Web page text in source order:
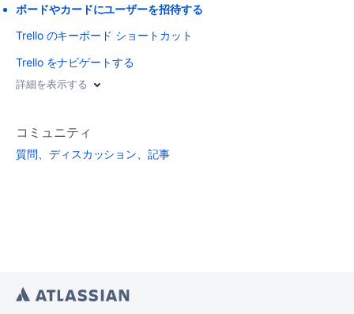
ボードやカードにユーザーを招待する
Trello のキーボード ショートカット
Trello をナビゲートする
詳細を表示する
コミュニティ
質問、ディスカッション、記事